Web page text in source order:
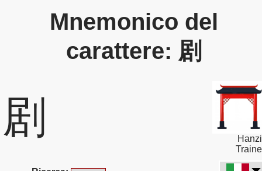
Mnemonico del
carattere: 剧
剧